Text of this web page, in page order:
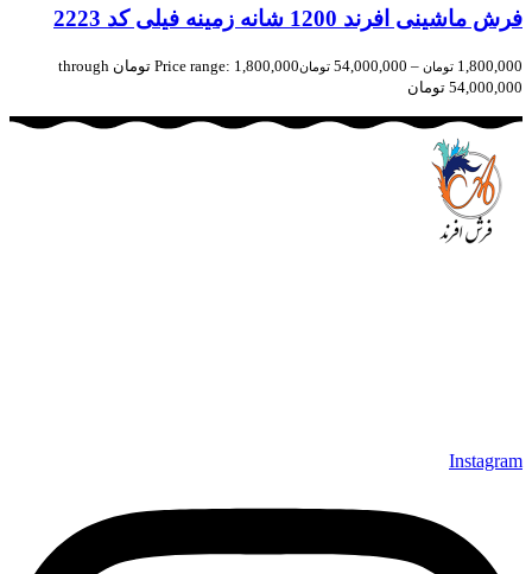
فرش ماشینی افرند 1200 شانه زمینه فیلی کد 2223
1,800,000 تومان –
54,000,000 تومان
Price range: 1,800,000 تومان through
54,000,000 تومان
Instagram